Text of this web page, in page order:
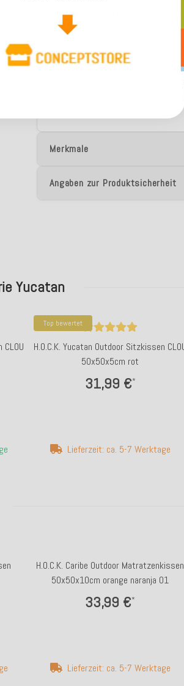
aus, bei starkem oder
zu lagern.
Pflege-Tipp:Ist dasOutdoorkissen
Sie Bezug und Innenkissen und
Handumdrehen wieder bereit für
Merkmale
Angaben zur Produktsicherheit
Yucatan
Top bewertet
H.O.C.K. Yucatan Outdoor Sitzkissen
50x50x5cm rot
31,99 €*
Lieferzeit: ca. 5-7 Werktage
H.O.C.K. Caribe Outdoor Matratzenkissen
50x50x10cm orange naranja 01
33,99 €*
Lieferzeit: ca. 5-7 Werktage